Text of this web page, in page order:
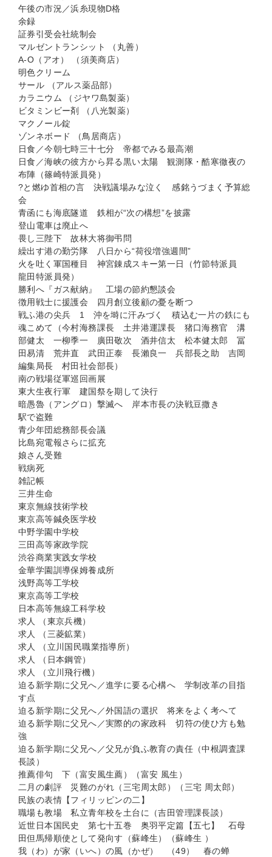
午後の市況／浜糸現物D格
余録
証券引受会社統制会
マルゼントランシット （丸善）
A-O（アオ） （須美商店）
明色クリーム
サール （アルス薬品部）
カラニウム （ジヤワ島製薬）
ビタミンビー剤 （八光製薬）
マクノール錠
ゾンネボード （鳥居商店）
日食／今朝七時三十七分 帝都でみる最高潮
日食／海峡の彼方から昇る黒い太陽 観測隊・酷寒徹夜の
布陣（篠崎特派員発）
?と燃ゆ首相の言 決戦議場みな泣く 感銘うづまく予算総
会
青函にも海底隧道 鉄相が“次の構想”を披露
登山電車は廃止へ
畏し三陛下 故林大将御弔問
繰出す港の勤労隊 八日から“荷役増強週間”
火を吐く軍国種目 神宮錬成スキー第一日（竹節特派員
龍田特派員発）
勝利へ『ガス献納』 工場の節約懇談会
徴用戦士に援護会 四月創立後顧の憂を断つ
戦ふ港の尖兵 1 沖を塒に汗みづく 積込む一片の鉄にも
魂こめて（今村海務課長 土井港運課長 猪口海務官 溝
部健太 一柳季一 廣田敬次 酒井信太 松本健太郎 冨
田易清 荒井直 武田正泰 長瀨良一 兵部長之助 吉岡
編集局長 村田社会部長）
南の戦場従軍巡回画展
東大生夜行軍 建国祭を期して決行
暗愚魯（アングロ）撃滅へ 岸本市長の決戦豆撒き
駅で盗難
青少年団総務部長会議
比島宛電報さらに拡充
娘さん受難
戦病死
雑記帳
三井生命
東京無線技術学校
東京高等鍼灸医学校
中野学園中学校
三田高等家政学院
渋谷商業実践女学校
金華学園訓導保姆養成所
浅野高等工学校
東京高等工学校
日本高等無線工科学校
求人 （東京兵機）
求人 （三菱鉱業）
求人 （立川国民職業指導所）
求人 （日本鋼管）
求人 （立川飛行機）
迫る新学期に父兄へ／進学に要る心構へ 学制改革の目指
す点
迫る新学期に父兄へ／外国語の選択 将来をよく考へて
迫る新学期に父兄へ／実際的の家政科 切符の使ひ方も勉
強
迫る新学期に父兄へ／父兄が負ふ教育の責任（中根調査課
長談）
推薦俳句 下（富安風生薦）（富安 風生）
二月の劇評 災難のがれ（三宅周太郎）（三宅 周太郎）
民族の表情【フィリッピンの二】
職場も教場 私立青年校を土台に（吉田管理課長談）
近世日本国民史 第七十五巻 奥羽平定篇【五七】 石母
田但馬帰順使として発向す（蘇峰生）（蘇峰生 ）
我（わ）が家（いへ）の風（かぜ） （49） 春の蝉